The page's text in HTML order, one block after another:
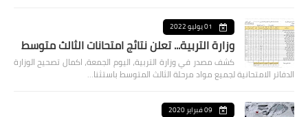
01 يوليو 2022
وزارة التربية... تعلن نتائج امتحانات الثالث متوسط
كشف مصدر في وزارة التربية، اليوم الجمعة، اكمال تصحيح الوزارة
الدفاتر الامتحانية لجميع مواد مرحلة الثالث المتوسط باستثنا…
09 فبراير 2020